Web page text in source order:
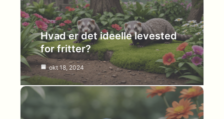
Hvad er det ideelle levested
for fritter?
okt 18, 2024